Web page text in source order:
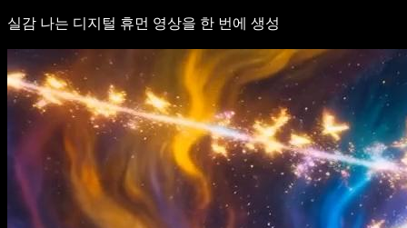
실감 나는 디지털 휴먼 영상을 한 번에 생성